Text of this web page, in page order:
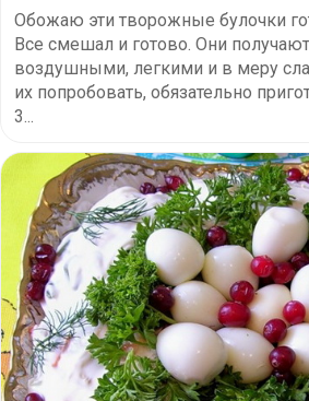
Обожаю эти творожные булочки
Все смешал и готово. Они
воздушными, легкими и в меру
их попробовать, обязательно
3...